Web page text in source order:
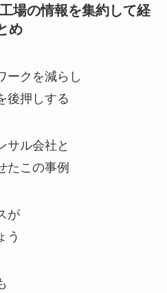
場の情報を集約して経
め
ークを減らし
後押しする
サル会社と
たこの事例
が
う